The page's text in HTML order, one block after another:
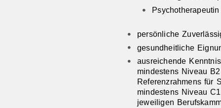
persönliche
gesundheitliche
ausreichende
mindestens Niveau
Referenzrahmens für
mindestens Niveau
jeweiligen